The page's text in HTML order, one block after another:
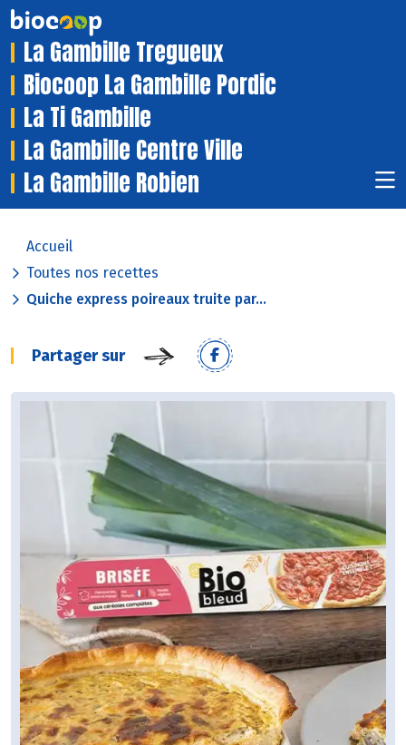
La Gambille Tregueux
Biocoop La Gambille Pordic
La Ti Gambille
La Gambille Centre Ville
La Gambille Robien
Accueil
Toutes nos recettes
Quiche express poireaux truite par...
Partager sur